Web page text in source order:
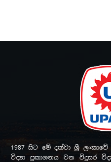
1987 සිට මේ දක්වා ශ්‍රී
විද්‍යා ප්‍රකාශනය වන විදුසර